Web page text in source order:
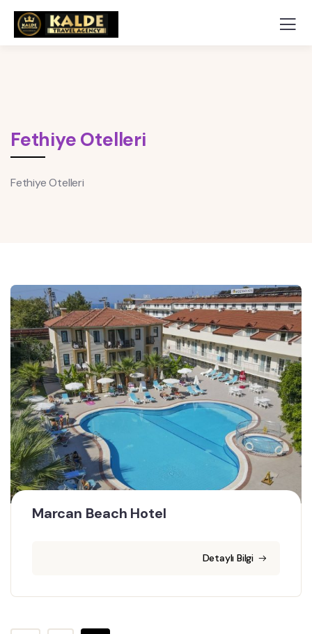
Fethiye Otelleri
Fethiye Otelleri
Marcan Beach Hotel
Detaylı Bilgi